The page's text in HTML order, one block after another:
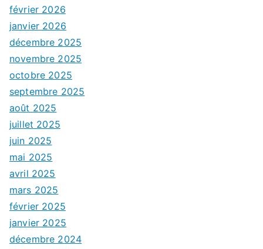
février 2026
janvier 2026
décembre 2025
novembre 2025
octobre 2025
septembre 2025
août 2025
juillet 2025
juin 2025
mai 2025
avril 2025
mars 2025
février 2025
janvier 2025
décembre 2024